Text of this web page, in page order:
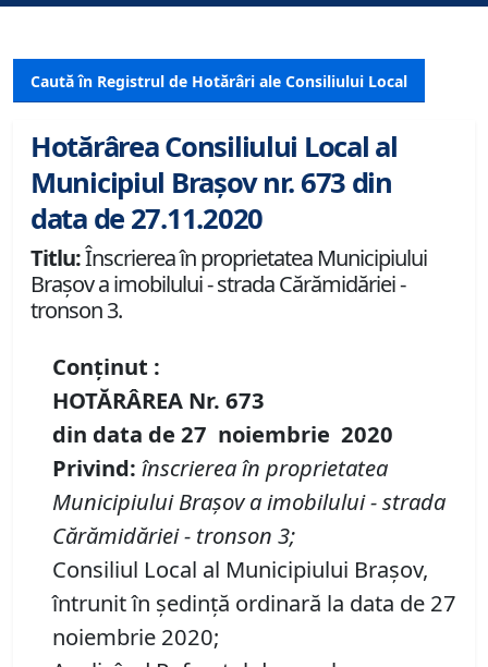
Caută în Registrul de Hotărâri ale Consiliului Local
Hotărârea Consiliului Local al
Municipiul Brașov nr. 673 din
data de 27.11.2020
Titlu:Înscrierea în proprietatea Municipiului
Braşov a imobilului - strada Cărămidăriei -
tronson 3.
Conținut :
HOTĂRÂREA Nr. 673
din data de 27 noiembrie 2020
Privind: înscrierea în proprietatea
Municipiului Braşov a imobilului-strada
Cărămidăriei- tronson 3;
Consiliul Local al Municipiului Brașov,
întrunit în ședință ordinară la data de 27
noiembrie 2020;